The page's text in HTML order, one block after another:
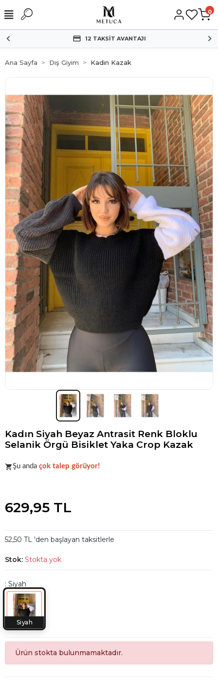
0
HIZLI KARGO
Ana Sayfa Dış Giyim Kadın Kazak
Kadın Siyah Beyaz Antrasit Renk Bloklu
Selanik Örgü Bisiklet Yaka Crop Kazak
Acele et! Stoklar hızla azalıyor!
Şu anda çok talep görüyor!
629,95 TL
52,50 TL 'den başlayan taksitlerle
Stok: Stokta yok
: Siyah
Siyah
Ürün stokta bulunmamaktadır.